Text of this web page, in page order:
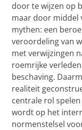
door te wijzen op
maar door middel
mythen: een
veroordeling van
met verwijzingen
roemrijke
beschaving.
realiteit
centrale rol
wordt op het
normenstelsel